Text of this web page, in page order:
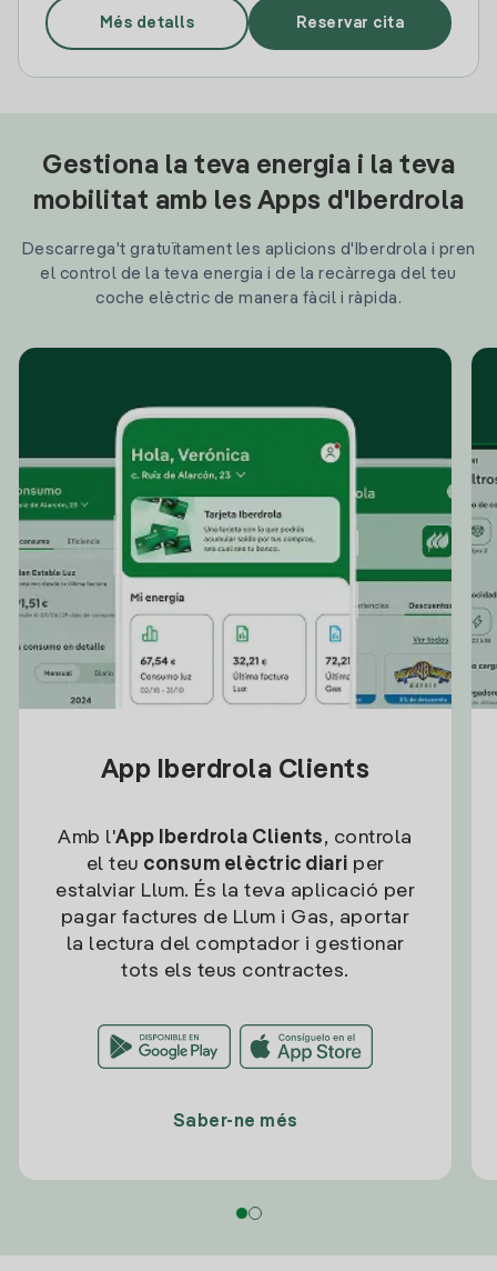
Més detalls Reservar cita
Gestiona la teva energia i la teva
mobilitat amb les Apps d'Iberdrola
Descarrega't gratuïtament les aplicions d'Iberdrola i pren
el control de la teva energia i de la recàrrega del teu
coche elèctric de manera fàcil i ràpida.
App Iberdrola Clients
Amb l'App Iberdrola Clients, controla
el teu consum elèctric diari per
estalviar Llum. És la teva aplicació per
pagar factures de Llum i Gas, aportar
la lectura del comptador i gestionar
tots els teus contractes.
Saber-ne més